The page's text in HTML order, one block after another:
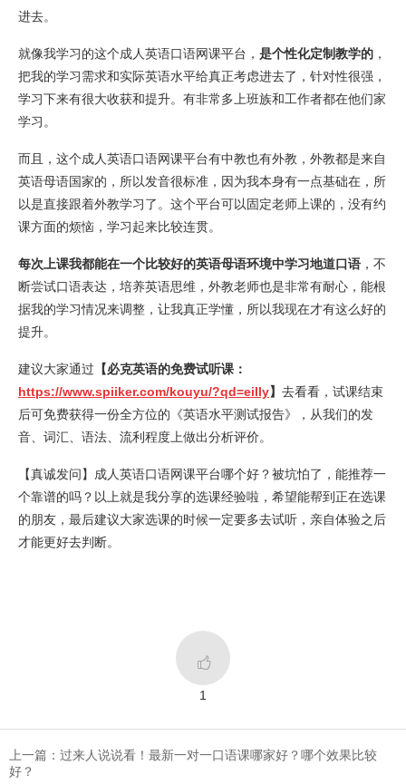
进去。
就像我学习的这个成人英语口语网课平台， 是个性化定制教学的 ，
把我的学习需求和实际英语水平给真正考虑进去了，针对性很强，
学习下来有很大收获和提升。有非常多上班族和工作者都在他们家
学习。
而且，这个成人英语口语网课平台有中教也有外教，外教都是来自
英语母语国家的，所以发音很标准，因为我本身有一点基础在，所
以是直接跟着外教学习了。这个平台可以固定老师上课的，没有约
课方面的烦恼，学习起来比较连贯。
每次上课我都能在一个比较好的英语母语环境中学习地道口语 ，不
断尝试口语表达，培养英语思维，外教老师也是非常有耐心，能根
据我的学习情况来调整，让我真正学懂，所以我现在才有这么好的
提升。
建议大家通过 【必克英语的免费试听课：
https://www.spiiker.com/kouyu/?qd=eilly】 去看看，试课结束
后可免费获得一份全方位的《英语水平测试报告》，从我们的发
音、词汇、语法、流利程度上做出分析评价。
【真诚发问】成人英语口语网课平台哪个好？被坑怕了，能推荐一
个靠谱的吗？以上就是我分享的选课经验啦，希望能帮到正在选课
的朋友，最后建议大家选课的时候一定要多去试听，亲自体验之后
才能更好去判断。

1
上一篇：过来人说说看！最新一对一口语课哪家好？哪个效果比较
好？